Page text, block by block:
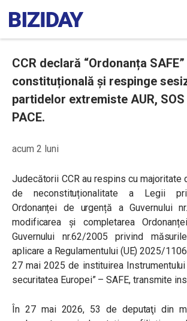
CCR declară “Ordonanța SAFE”
constituțională și respinge
partidelor extremiste AUR,
PACE.
acum 2 luni
Judecătorii CCR au respins cu majoritate
de neconstituționalitate a Legii
Ordonanței de urgență a Guvernului
modificarea și completarea
Guvernului nr.62/2005 privind
aplicare a Regulamentului (UE) 2025/
27 mai 2025 de instituirea Instrumentului
securitatea Europei” – SAFE, transmite
În 27 mai 2026, 53 de deputaţi din